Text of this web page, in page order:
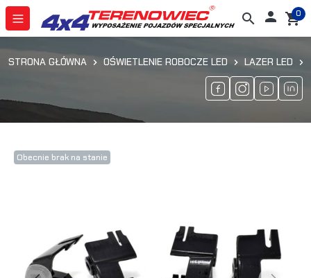
search  shopping_cart
0
STRONA GŁÓWNA OŚWIETLENIE ROBOCZE LED LAZER LED
Obecnie brak na stanie